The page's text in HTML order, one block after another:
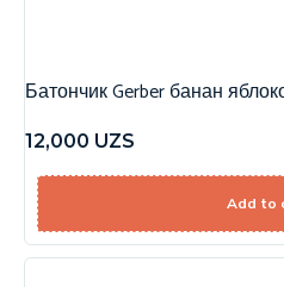
Батончик Gerber банан
12,000 UZS
Add to